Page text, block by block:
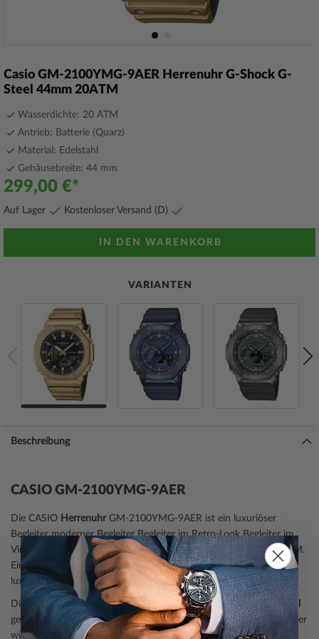
der
Bildergalerie
springen
Casio GM-2100YMG-9AER Herrenuhr G-Shock G-
Steel 44mm 20ATM
Wasserdichte: 20 ATM
Antrieb: Batterie (Quarz)
Material: Edelstahl
Gehäusebreite: 44 mm
299,00 €
Auf Lager Kostenloser Versand (D)
IN DEN WARENKORB
VARIANTEN
Beschreibung
CASIO GM-2100YMG-9AER
Die CASIO HerrenuhrGM-2100YMG-9AER ist ein luxuriöser
Begleiter moderner Begleiter Begleiter im Retro-Look Begleiter im
Vintage-Look aus der Modell-Serie G-Shock G-Steel 44mm 20ATM.
Eine perfekte Wahl, wenn Sie einen Zeitmesser mit einem
luxuriösen zeitgemäßen Retro Vintage Look suchen.
Die Armbanduhr verfügt über ein goldenesGehäuse, ausEdelstahl
gefertigt, das durch diematte Oberfläche wie ein echter Eyecatcher
wirkt.